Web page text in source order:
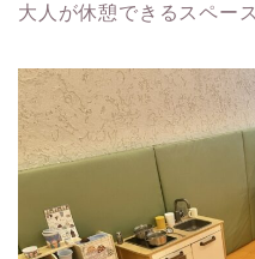
大人が休憩できるスペー